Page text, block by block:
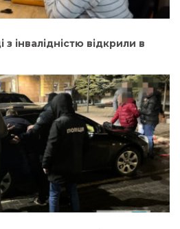
інвалідністю відкрили в